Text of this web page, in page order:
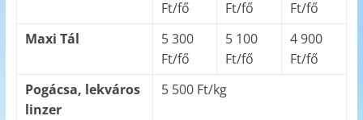
Ft/fő
Ft/fő
Ft/fő
Maxi Tál
5 300
Ft/fő
5 100
Ft/fő
4 900
Ft/fő
Pogácsa, lekváros
linzer
5 500 Ft/kg